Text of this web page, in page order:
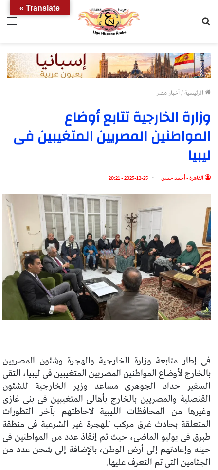
الرئيسية/أخبار مصر
وزارة الخارجية تتابع أوضاع
المواطنين المصريين المتغيبين فى
ليبيا
القاهرة - أحمد حسن 2025-12-25 - 20:21
فى إطار متابعة وزارة الخارجية والهجرة وشئون المصريين
بالخارج لأوضاع المواطنين المصريين المتغيبين فى ليبيا، التقى
السفير حداد الجوهرى مساعد وزير الخارجية للشئون
القنصلية والمصريين بالخارج بأهالى المتغيبين فى بنى غازى
وغيرها من المحافظات الليبية لاحاطتهم بآخر التطورات
المتعلقة بحادث غرق مركب للهجرة غير الشرعية فى منطقة
طبرق فى يوليو الماضى، حيث تم إنقاذ عدد من المواطنين فى
حينه وإعادتهم إلى أرض الوطن، بالإضافة إلى شحن عدد من
الجثامين التى تم التعرف عليها.
Translate »